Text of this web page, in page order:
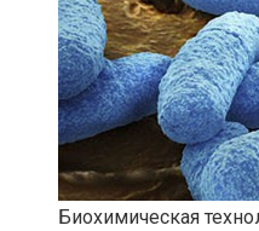
Биохимическая